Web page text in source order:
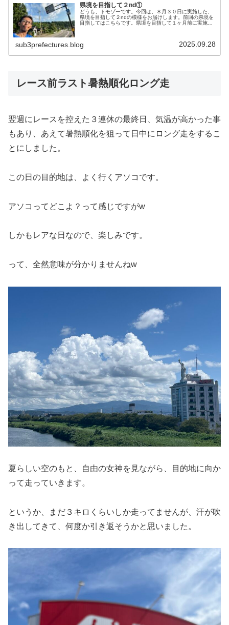
県境を目指して２nd①
どうも、トモゾーです。今回は、８月３０日に実施した、
県境を目指して２ndの模様をお届けします。前回の県境を
目指してはこちらです。県境を目指して１ヶ月前に実施し
sub3prefectures.blog 2025.09.28
レース前ラスト暑熱順化ロング走
翌週にレースを控えた３連休の最終日、気温が高かった事
もあり、あえて暑熱順化を狙って日中にロング走をするこ
とにしました。
この日の目的地は、よく行くアソコです。
アソコってどこよ？って感じですがw
しかもレアな日なので、楽しみです。
って、全然意味が分かりませんねw
夏らしい空のもと、自由の女神を見ながら、目的地に向か
って走っていきます。
というか、まだ３キロくらいしか走ってませんが、汗が吹
き出してきて、何度か引き返そうかと思いました。